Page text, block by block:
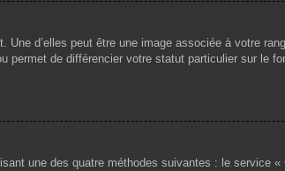
d’elles peut être une image associée à votre
de différencier votre statut particulier sur le
une des quatre méthodes suivantes : le service